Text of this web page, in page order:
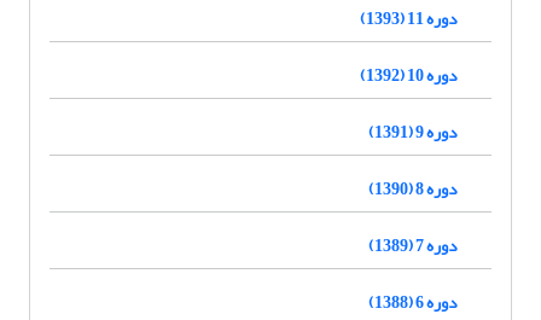
دوره 11 (1393)
دوره 10 (1392)
دوره 9 (1391)
دوره 8 (1390)
دوره 7 (1389)
دوره 6 (1388)